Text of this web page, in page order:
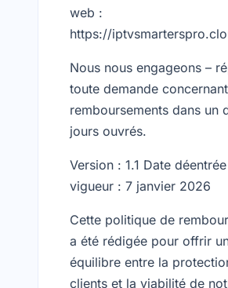
web :
https://
Nous nous engageons –
toute demande
remboursements dans un
jours ouvrés.
Version : 1.1 Date
vigueur : 7 janvier 2026
Cette politique de
a été rédigée pour offrir
équilibre entre la
clients et la viabilité de